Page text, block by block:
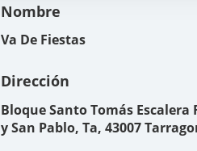
Nombre
Va De Fiestas
Dirección
Bloque Santo Tomás Escalera
y San Pablo, Ta, 43007